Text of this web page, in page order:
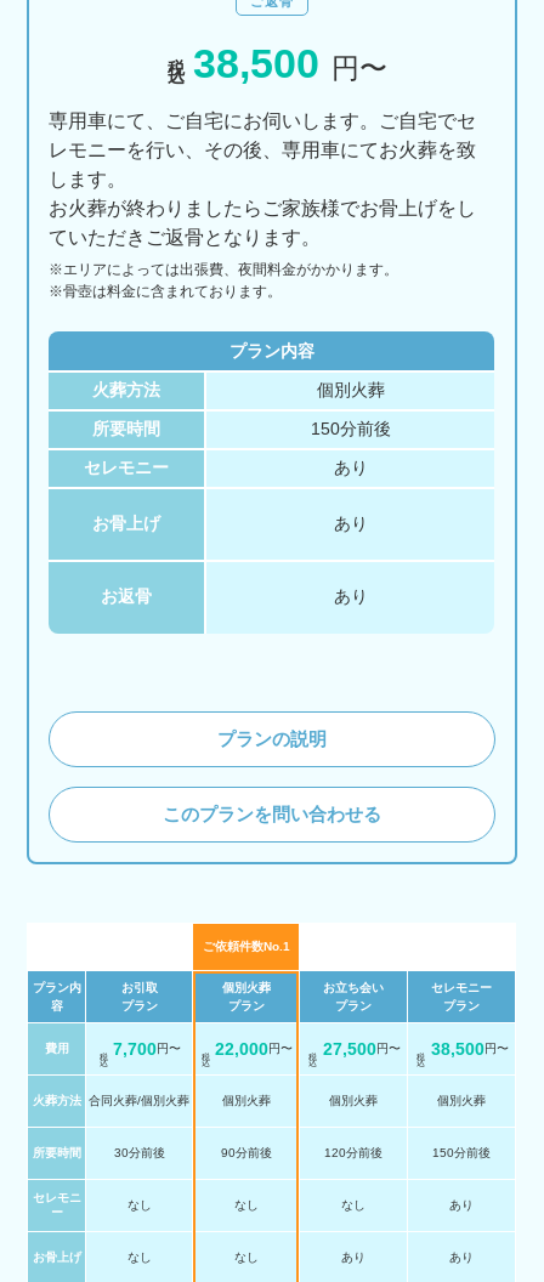
38,500 円〜
専用車にて、ご自宅にお伺いします。ご自宅でセ
レモニーを行い、その後、専用車にてお火葬を致
します。
お火葬が終わりましたらご家族様でお骨上げをし
ていただきご返骨となります。
※エリアによっては出張費、夜間料金がかかります。
※骨壺は料金に含まれております。
プラン内容
火葬方法 個別火葬
所要時間 150分前後
セレモニー あり
お骨上げ あり
お返骨 あり
プランの説明
このプランを問い合わせる
ご依頼件数No.1
プラン内
容
お引取
プラン
個別火葬
プラン
お立ち会い
プラン
セレモニー
プラン
費用 7,700円〜 22,000円〜 27,500円〜 38,500円〜
火葬方法 合同火葬/個別火葬 個別火葬 個別火葬 個別火葬
所要時間 30分前後 90分前後 120分前後 150分前後
セレモニ
ー
なし なし なし あり
お骨上げ なし なし あり あり